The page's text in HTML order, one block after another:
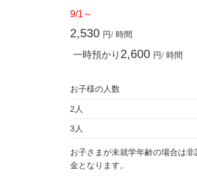
9/1～
2,530 円/ 時間
一時預かり 2,600 円/ 時間
お子様の人数
2人
3人
お子さまが未就学年齢の場合は
金となります。